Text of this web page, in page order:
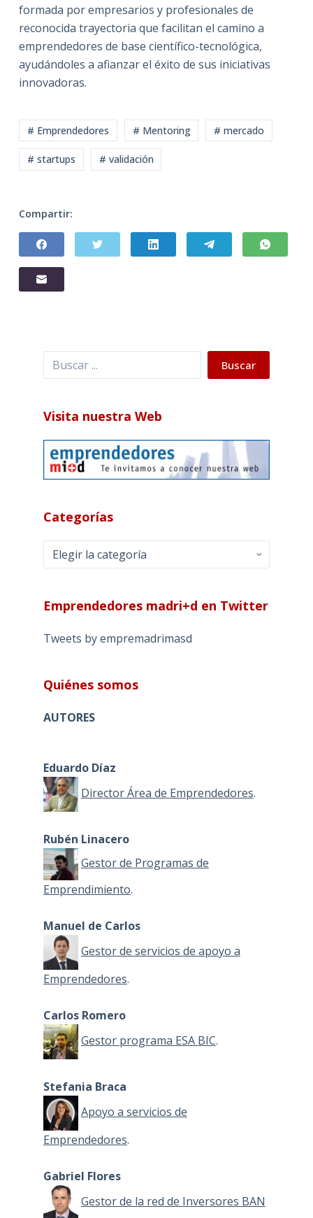
formada por empresarios y profesionales de
reconocida trayectoria que facilitan el camino a
emprendedores de base científico-tecnológica,
ayudándoles a afianzar el éxito de sus iniciativas
innovadoras.
# Emprendedores # Mentoring # mercado
# startups # validación
Compartir:
Buscar Buscar
Visita nuestra Web
Categorías
Categorías
Emprendedores madri+d en Twitter
Tweets by empremadrimasd
Quiénes somos
AUTORES
Eduardo Díaz
Director Área de Emprendedores.
Rubén Linacero
Gestor de Programas de
Emprendimiento.
Manuel de Carlos
Gestor de servicios de apoyo a
Emprendedores.
Carlos Romero
Gestor programa ESA BIC.
Stefania Braca
Apoyo a servicios de
Emprendedores.
Gabriel Flores
Gestor de la red de Inversores BAN